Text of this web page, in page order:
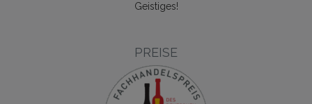
Geistiges!
PREISE